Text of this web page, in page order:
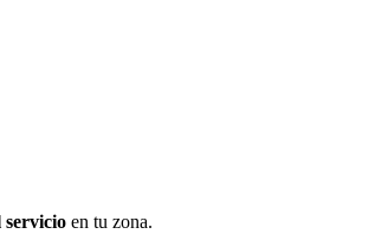
servicio en tu zona.